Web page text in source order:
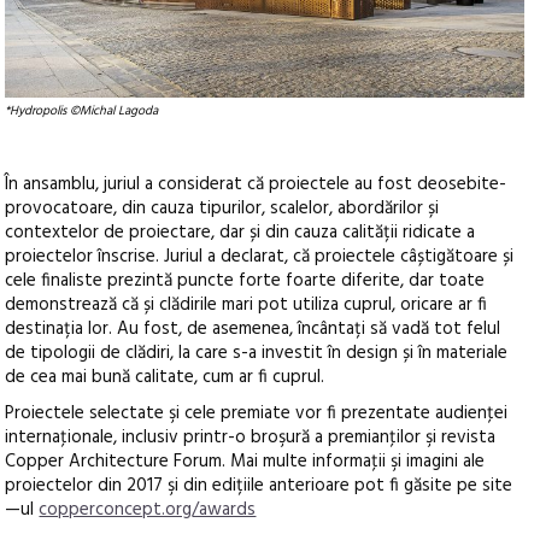
*Hydropolis ©Michal Lagoda
În ansamblu, juriul a considerat că proiectele au fost deosebite-
provocatoare, din cauza tipurilor, scalelor, abordărilor și
contextelor de proiectare, dar și din cauza calității ridicate a
proiectelor înscrise. Juriul a declarat, că proiectele câștigătoare și
cele finaliste prezintă puncte forte foarte diferite, dar toate
demonstrează că și clădirile mari pot utiliza cuprul, oricare ar fi
destinația lor. Au fost, de asemenea, încântați să vadă tot felul
de tipologii de clădiri, la care s-a investit în design și în materiale
de cea mai bună calitate, cum ar fi cuprul.
Proiectele selectate şi cele premiate vor fi prezentate audienţei
internaţionale, inclusiv printr-o broşură a premianţilor şi revista
Copper Architecture Forum. Mai multe informaţii şi imagini ale
proiectelor din 2017 şi din edițiile anterioare pot fi găsite pe site
—ulcopperconcept.org/awards